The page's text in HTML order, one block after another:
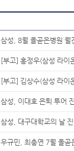
삼성, 8월 올곧은병원 월
[부고] 홍정우(삼성 라이
[부고] 김상수(삼성 라이
삼성, 이대호 은퇴 투어
삼성, 대구대학교의 날
우규민, 최충연 7월 올